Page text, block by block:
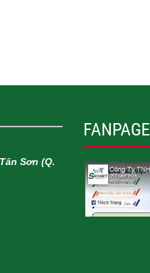
Sơn (Q.
FANPAGE